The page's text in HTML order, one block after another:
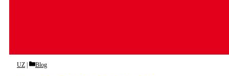
UZ Categories
Blog